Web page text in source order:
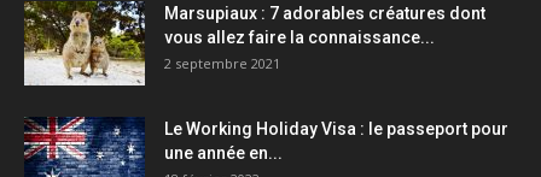
Marsupiaux : 7 adorables créatures dont
vous allez faire la connaissance...
2 septembre 2021
Le Working Holiday Visa : le passeport pour
une année en...